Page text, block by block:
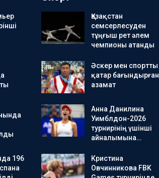
196
Қазақстан
семсерлесуден
тұңғыш рет әлем
чемпионы атанды
Әскер мен спортты
қатар бағындырған
азамат
Анна Данилина
Уимблдон-2026
турнирінің үшінші
айналымына…
Кристина
Овчинникова FBK